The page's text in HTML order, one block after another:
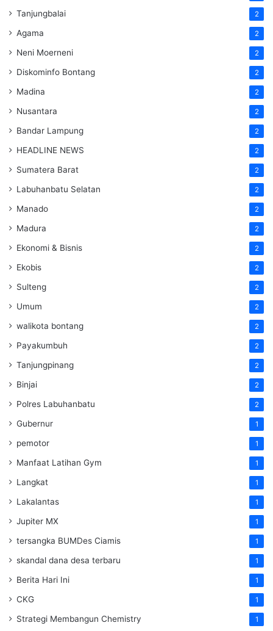
Tanjungbalai 2
Agama 2
Neni Moerneni 2
Diskominfo Bontang 2
Madina 2
Nusantara 2
Bandar Lampung 2
HEADLINE NEWS 2
Sumatera Barat 2
Labuhanbatu Selatan 2
Manado 2
Madura 2
Ekonomi & Bisnis 2
Ekobis 2
Sulteng 2
Umum 2
walikota bontang 2
Payakumbuh 2
Tanjungpinang 2
Binjai 2
Polres Labuhanbatu 2
Gubernur 1
pemotor 1
Manfaat Latihan Gym 1
Langkat 1
Lakalantas 1
Jupiter MX 1
tersangka BUMDes Ciamis 1
skandal dana desa terbaru 1
Berita Hari Ini 1
CKG 1
Strategi Membangun Chemistry 1